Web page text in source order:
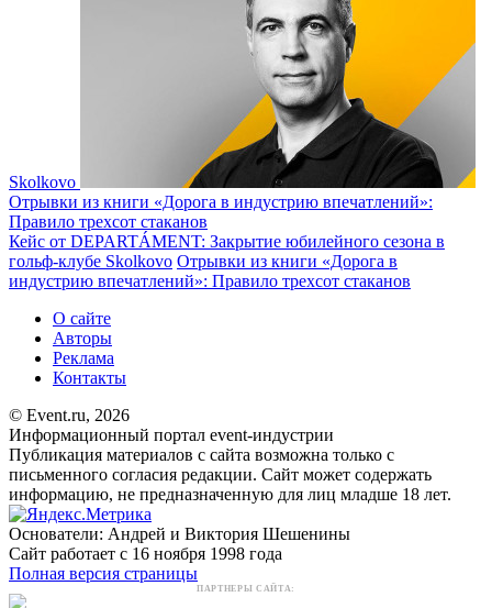
Skolkovo
Отрывки из книги «Дорога в индустрию впечатлений»:
Правило трехсот стаканов
Кейс от DEPARTÁMENT: Закрытие юбилейного сезона в
гольф-клубе Skolkovo Отрывки из книги «Дорога в
индустрию впечатлений»: Правило трехсот стаканов
О сайте
Авторы
Реклама
Контакты
© Event.ru, 2026
Информационный портал event-индустрии
Публикация материалов с сайта возможна только с
письменного согласия редакции. Сайт может содержать
информацию, не предназначенную для лиц младше 18 лет.
Основатели: Андрей и Виктория Шешенины
Сайт работает с 16 ноября 1998 года
Полная версия страницы
ПАРТНЕРЫ САЙТА: